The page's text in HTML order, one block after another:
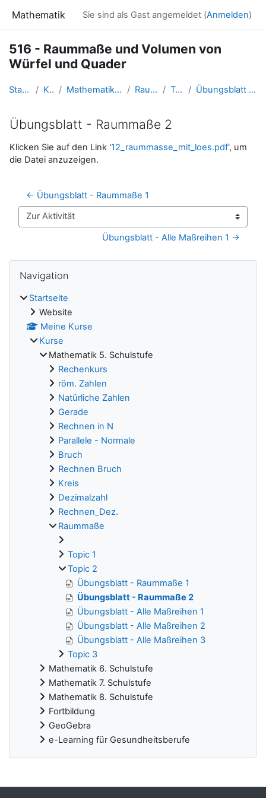
Mathematik Sie sind als Gast angemeldet (Anmelden)
516 - Raummaße und Volumen von
Würfel und Quader
Startseite Kurse Mathematik 5. Schulstufe Raummaße Topic 2 Übungsblatt - Raummaße 2
Übungsblatt - Raummaße 2
Abschlussbedingungen
Klicken Sie auf den Link '12_raummasse_mit_loes.pdf', um
die Datei anzuzeigen.
← Übungsblatt - Raummaße 1
Zur Aktivität
Übungsblatt - Alle Maßreihen 1 →
Blöcke
Navigation
Startseite
Website
Meine Kurse
Kurse
Mathematik 5. Schulstufe
Rechenkurs
röm. Zahlen
Natürliche Zahlen
Gerade
Rechnen in N
Parallele - Normale
Bruch
Rechnen Bruch
Kreis
Dezimalzahl
Rechnen_Dez.
Raummaße
Topic 1
Topic 2
Übungsblatt - Raummaße 1
Übungsblatt - Raummaße 2
Übungsblatt - Alle Maßreihen 1
Übungsblatt - Alle Maßreihen 2
Übungsblatt - Alle Maßreihen 3
Topic 3
Mathematik 6. Schulstufe
Mathematik 7. Schulstufe
Mathematik 8. Schulstufe
Fortbildung
GeoGebra
e-Learning für Gesundheitsberufe
Ergänzungsblöcke